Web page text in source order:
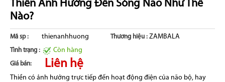
Thiền Ảnh Hưởng Đến Sóng Não Như Thế
Nào?
Mã sp : thienanhhuong Thương hiệu :ZAMBALA
Tình trạng : Còn hàng
Giá bán: Liên hệ
Thiền có ảnh hưởng trực tiếp đến hoạt động điện của não bộ, hay